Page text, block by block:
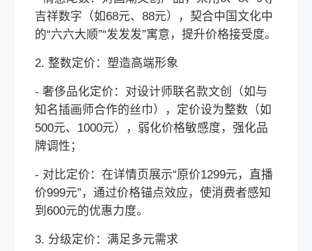
吉祥数字（如68元、88元），契合中国文化中
的“六六大顺”“发发发”寓意，提升价格接受度。
2. 整数定价：塑造高端形象
- 奢侈品化定价：对设计师联名款文创（如与
知名插画师合作的丝巾），定价设为整数（如
500元、1000元），弱化价格敏感度，强化品
牌调性；
- 对比定价：在详情页展示“原价1299元，直播
价999元”，通过价格锚点效应，使消费者感知
到600元的优惠力度。
3. 分级定价：满足多元需求